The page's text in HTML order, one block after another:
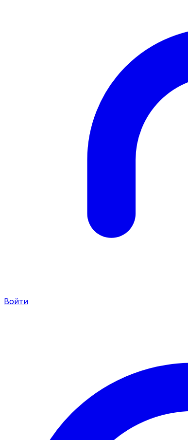
Войти